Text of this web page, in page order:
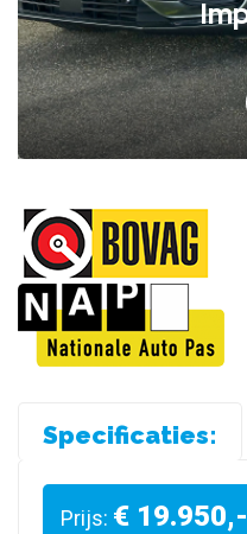
Specificaties:
Prijs: € 19.950,-